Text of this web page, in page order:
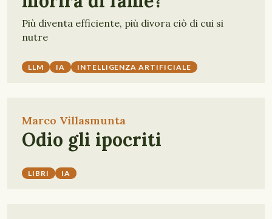
Più diventa efficiente, più divora ciò di cui si
nutre
LLM IA INTELLIGENZA ARTIFICIALE
Marco Villasmunta
Odio gli ipocriti
LIBRI IA